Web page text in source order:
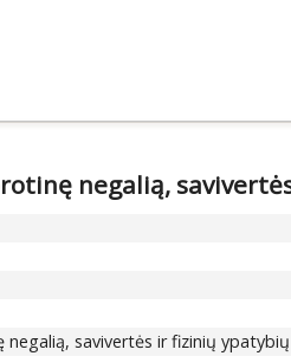
negalią,
savivertės ir fizinių